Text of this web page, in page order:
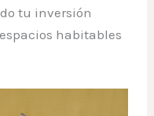
tu inversión
habitables